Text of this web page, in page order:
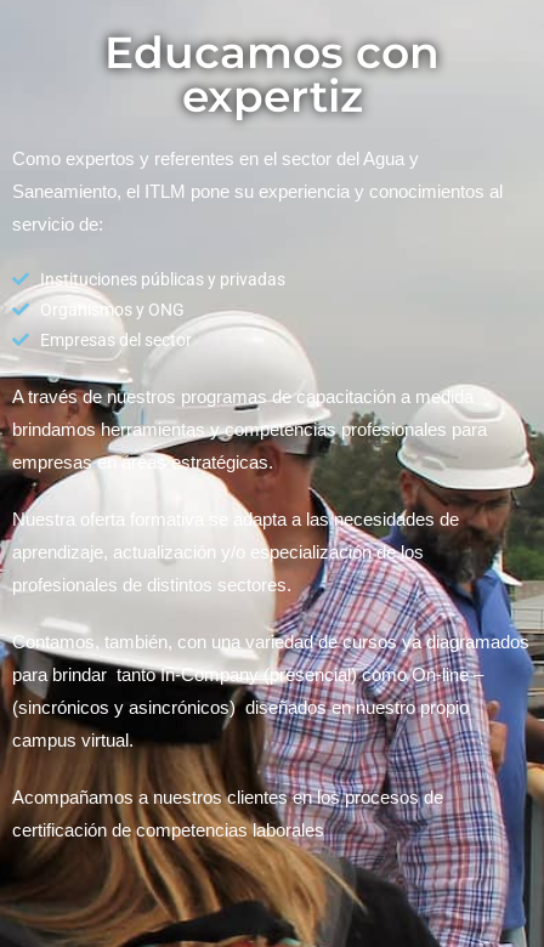
Educamos con
expertiz
Como expertos y referentes en el sector del Agua y
Saneamiento, el ITLM pone su experiencia y conocimientos al
servicio de:
Instituciones públicas y privadas
Organismos y ONG
Empresas del sector
A través de nuestros programas de capacitación a medida
brindamos herramientas y competencias profesionales para
empresas en áreas estratégicas.
Nuestra oferta formativa se adapta a las necesidades de
aprendizaje, actualización y/o especialización de los
profesionales de distintos sectores.
Contamos, también, con una variedad de cursos ya diagramados
para brindar tanto In-Company (presencial) como On-line –
(sincrónicos y asincrónicos) diseñados en nuestro propio
campus virtual.
Acompañamos a nuestros clientes en los procesos de
certificación de competencias laborales